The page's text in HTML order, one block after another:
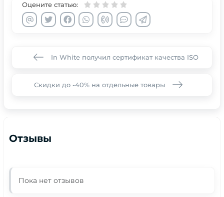
Оцените статью:
In White получил сертификат качества ISO
Скидки до -40% на отдельные товары
Отзывы
Пока нет отзывов